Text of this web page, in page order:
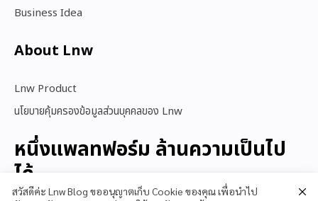
Business Idea
About Lnw​
Lnw Product
นโยบายคุ้มครองข้อมูลส่วนบุคคลของ Lnw
หนึ่งแพลทฟอร์ม ล้านความเป็นไป
ได้
สวัสดีค่ะ Lnw Blog ขออนุญาตเก็บ Cookie ของคุณ เพื่อนำไป